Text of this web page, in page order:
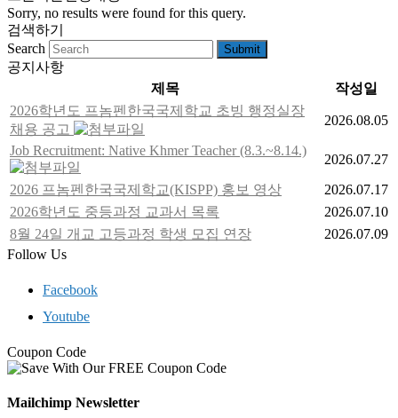
Sorry, no results were found for this query.
검색하기
Search
Submit
공지사항
제목
작성일
2026학년도 프놈펜한국국제학교 초빙 행정실장
채용 공고
2026.08.05
Job Recruitment: Native Khmer Teacher (8.3.~8.14.)
2026.07.27
2026 프놈펜한국국제학교(KISPP) 홍보 영상
2026.07.17
2026학년도 중등과정 교과서 목록
2026.07.10
8월 24일 개교 고등과정 학생 모집 연장
2026.07.09
Follow Us
Facebook
Youtube
Coupon Code
Mailchimp Newsletter